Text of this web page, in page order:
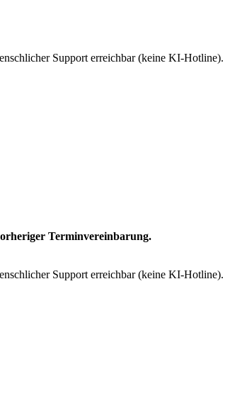
Support erreichbar (keine KI-Hotline).
Terminvereinbarung.
Support erreichbar (keine KI-Hotline).